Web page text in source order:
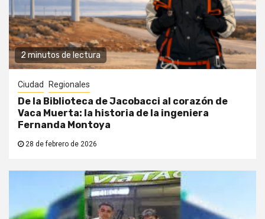
2 minutos de lectura
Ciudad Regionales
De la Biblioteca de Jacobacci al corazón de
Vaca Muerta: la historia de la ingeniera
Fernanda Montoya
28 de febrero de 2026